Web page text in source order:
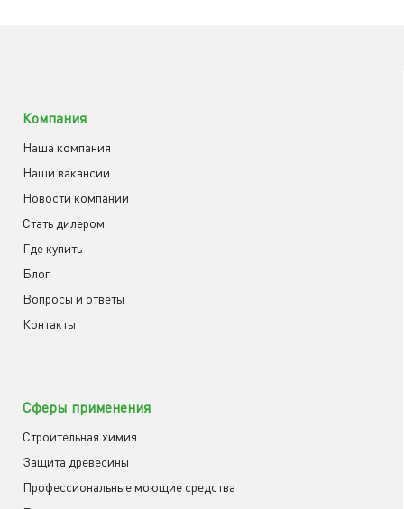
Компания
Наша компания
Наши вакансии
Новости компании
Cтать дилером
Где купить
Блог
Вопросы и ответы
Контакты
Сферы применения
Строительная химия
Защита древесины
Профессиональные моющие средства